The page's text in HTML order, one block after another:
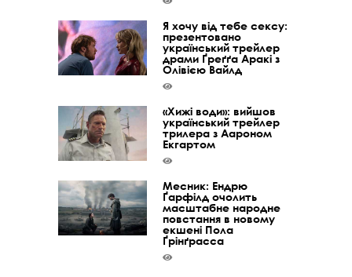
Я хочу від тебе сексу:
презентовано
український трейлер
драми Ґреґґа Аракі з
Олівією Вайлд
«Хижі води»: вийшов
український трейлер
трилера з Аароном
Екгартом
Месник: Ендрю
Ґарфілд очолить
масштабне народне
повстання в новому
екшені Пола
Ґрінґрасса